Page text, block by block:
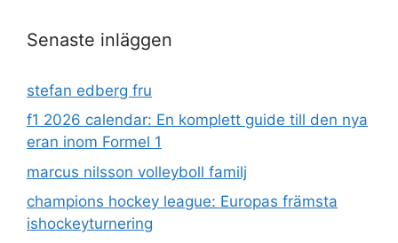
Senaste inläggen
stefan edberg fru
f1 2026 calendar: En komplett guide till den nya
eran inom Formel 1
marcus nilsson volleyboll familj
champions hockey league: Europas främsta
ishockeyturnering